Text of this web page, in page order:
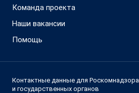
Команда проекта
Наши вакансии
Помощь
Контактные данные для Роскомнадзора
и государственных органов